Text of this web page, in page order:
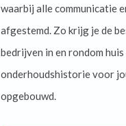
waarbij alle communicatie
afgestemd. Zo krijg je de
bedrijven in en rondom
onderhoudshistorie voor
opgebouwd.